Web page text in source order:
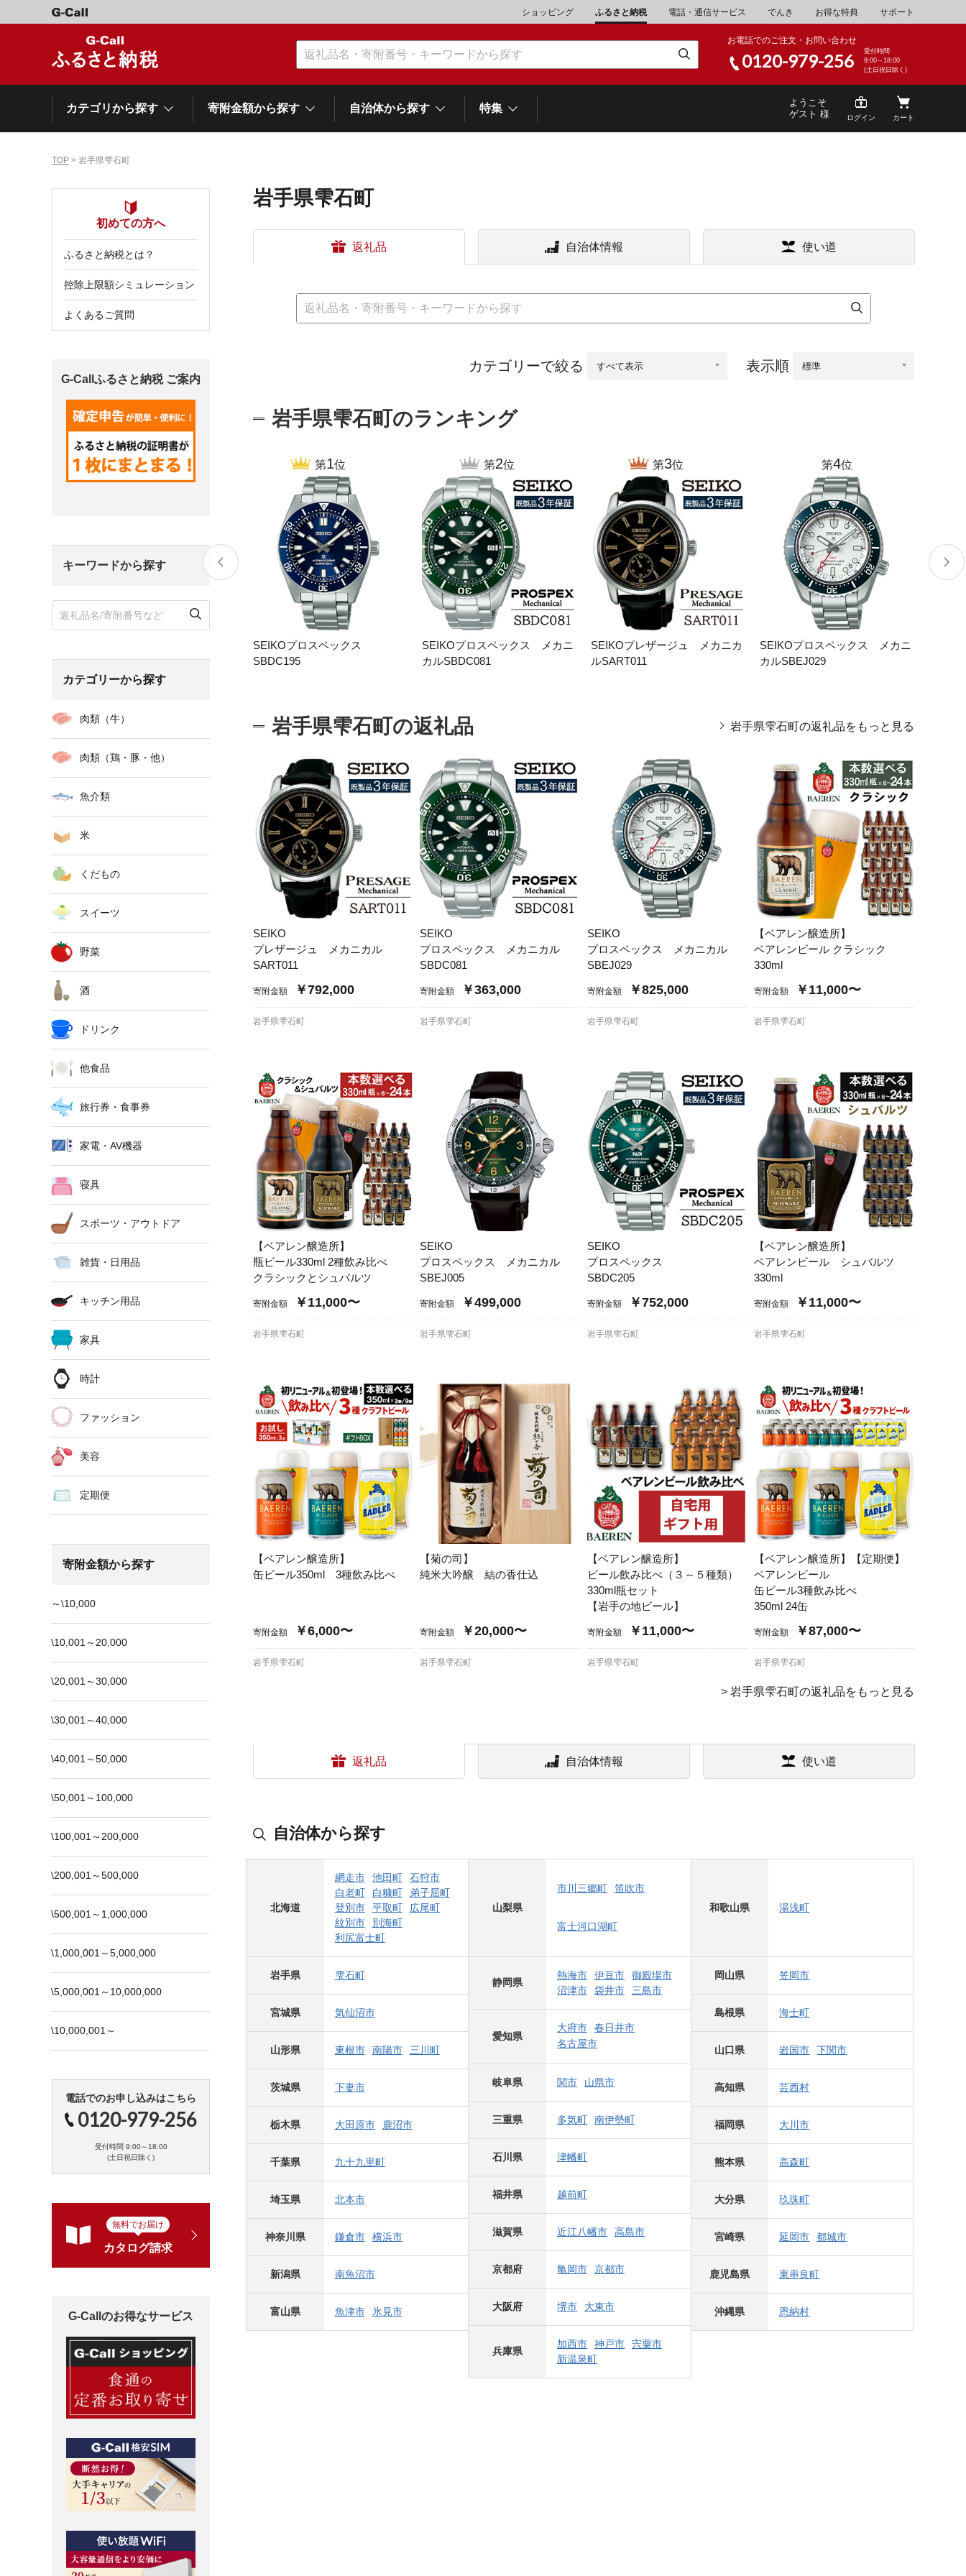
ショッピング ふるさと納税 電話・通信サービス でんき お得な特典 サポート
お電話でのご注文・お問い合わせ
0120-979-256
受付時間
9:00～18:00
(土日祝日除く)
カテゴリから探す
肉類（牛）
スイーツ
ドリンク
定期便
寄附金額から探す
～\10,000
\50,001～100,000 \100,001～200,000 \200,001～500,000
\500,001～1,000,000
自治体から探す
山形県
茨城県
栃木県
神奈川県 鎌倉市
氷見市
山梨県
市川三郷町 笛吹市
富士河口湖町
静岡県
熱海市 伊豆市
沼津市
袋井市 三島市
大府市 春日井市 名古屋市
岐阜県 関市 山県市
津幡町
越前町
近江八幡市 高島市
亀岡市 京都市
堺市
福岡県
熊本県 高森町
大分県
宮崎県
鹿児島県 東串良町
沖縄県 恩納村
特集
ようこそ
ゲスト 様
ログイン カート
TOP > 岩手県雫石町
岩手県雫石町
返礼品 自治体情報 使い道
カテゴリーで絞る 表示順
岩手県雫石町のランキング
第1位
SEIKOプロスペックス
SBDC195
第2位
SEIKOプロスペックス メカニ
カルSBDC081
第3位
SEIKOプレザージュ メカニカ
ルSART011
第4位
SEIKOプロスペックス メカニ
カルSBEJ029
岩手県雫石町の返礼品 岩手県雫石町の返礼品をもっと見る
SEIKO
プレザージュ メカニカル
SART011
寄附金額 ￥792,000
岩手県雫石町
SEIKO
プロスペックス メカニカル
SBDC081
寄附金額 ￥363,000
岩手県雫石町
SEIKO
プロスペックス メカニカル
SBEJ029
寄附金額 ￥825,000
岩手県雫石町
【ベアレン醸造所】
ベアレンビール クラシック
330ml
寄附金額 ￥11,000〜
岩手県雫石町
【ベアレン醸造所】
瓶ビール330ml 2種飲み比べ
クラシックとシュバルツ
寄附金額 ￥11,000〜
岩手県雫石町
SEIKO
プロスペックス メカニカル
SBEJ005
寄附金額 ￥499,000
岩手県雫石町
SEIKO
プロスペックス
SBDC205
寄附金額 ￥752,000
岩手県雫石町
【ベアレン醸造所】
ベアレンビール シュバルツ
330ml
寄附金額 ￥11,000〜
岩手県雫石町
【ベアレン醸造所】
缶ビール350ml 3種飲み比べ
寄附金額 ￥6,000〜
岩手県雫石町
【菊の司】
純米大吟醸 結の香仕込
寄附金額 ￥20,000〜
岩手県雫石町
【ベアレン醸造所】
ビール飲み比べ（３～５種類）
330ml瓶セット
【岩手の地ビール】
寄附金額 ￥11,000〜
岩手県雫石町
【ベアレン醸造所】【定期便】
ベアレンビール
缶ビール3種飲み比べ
350ml 24缶
寄附金額 ￥87,000〜
岩手県雫石町
> 岩手県雫石町の返礼品をもっと見る
返礼品 自治体情報 使い道
自治体から探す
北海道
網走市 池田町
石狩市
白老町
白糠町
弟子屈町
登別市
平取町
広尾町
紋別市
別海町
利尻富士町
岩手県 雫石町
宮城県 気仙沼市
山形県 東根市 南陽市 三川町
茨城県 下妻市
栃木県 大田原市 鹿沼市
千葉県 九十九里町
埼玉県 北本市
神奈川県 鎌倉市 横浜市
新潟県 南魚沼市
富山県 魚津市 氷見市
山梨県
市川三郷町 笛吹市
富士河口湖町
静岡県
熱海市 伊豆市
御殿場市
沼津市
袋井市 三島市
愛知県
大府市
春日井市
名古屋市
岐阜県 関市 山県市
三重県 多気町 南伊勢町
石川県 津幡町
福井県 越前町
滋賀県 近江八幡市 高島市
京都府 亀岡市 京都市
大阪府 堺市 大東市
兵庫県
加西市 神戸市
宍粟市
新温泉町
和歌山県 湯浅町
岡山県 笠岡市
島根県 海士町
山口県 岩国市 下関市
高知県 芸西村
福岡県 大川市
熊本県 高森町
大分県 玖珠町
宮崎県 延岡市 都城市
鹿児島県 東串良町
沖縄県 恩納村
初めての方へ
ふるさと納税とは？
控除上限額シミュレーション
よくあるご質問
G-Callふるさと納税 ご案内
キーワードから探す
カテゴリーから探す
肉類（牛）
肉類（鶏・豚・他）
魚介類
米
くだもの
スイーツ
野菜
酒
ドリンク
他食品
旅行券・食事券
家電・AV機器
寝具
スポーツ・アウトドア
雑貨・日用品
キッチン用品
家具
時計
ファッション
美容
定期便
寄附金額から探す
～\10,000
\10,001～20,000
\20,001～30,000
\30,001～40,000
\40,001～50,000
\50,001～100,000
\100,001～200,000
\200,001～500,000
\500,001～1,000,000
\1,000,001～5,000,000
\5,000,001～10,000,000
\10,000,001～
電話でのお申し込みはこちら
0120-979-256
受付時間 9:00～18:00
(土日祝日除く)
無料でお届け
カタログ請求
G-Callのお得なサービス